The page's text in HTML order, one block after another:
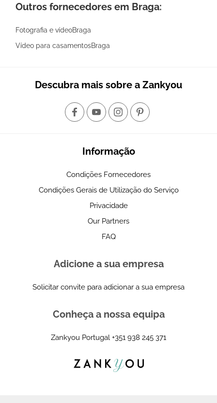
Outros fornecedores em Braga:
Fotografia e vídeoBraga
Vídeo para casamentosBraga
Descubra mais sobre a Zankyou
Informação
Condições Fornecedores
Condições Gerais de Utilização do Serviço
Privacidade
Our Partners
FAQ
Adicione a sua empresa
Solicitar convite para adicionar a sua empresa
Conheça a nossa equipa
Zankyou Portugal +351 938 245 371